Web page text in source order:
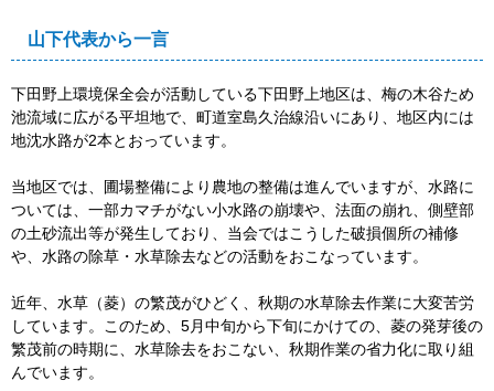
山下代表から一言
下田野上環境保全会が活動している下田野上地区は、梅の木谷ため
池流域に広がる平坦地で、町道室島久治線沿いにあり、地区内には
地沈水路が2本とおっています。
当地区では、圃場整備により農地の整備は進んでいますが、水路に
ついては、一部カマチがない小水路の崩壊や、法面の崩れ、側壁部
の土砂流出等が発生しており、当会ではこうした破損個所の補修
や、水路の除草・水草除去などの活動をおこなっています。
近年、水草（菱）の繁茂がひどく、秋期の水草除去作業に大変苦労
しています。このため、5月中旬から下旬にかけての、菱の発芽後の
繁茂前の時期に、水草除去をおこない、秋期作業の省力化に取り組
んでいます。